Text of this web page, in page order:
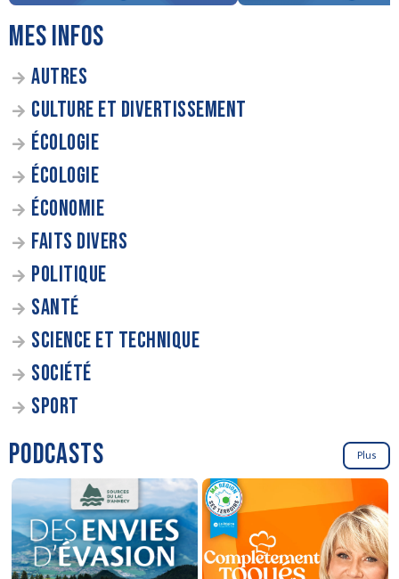
MES INFOS
AUTRES
CULTURE ET DIVERTISSEMENT
ÉCOLOGIE
ÉCOLOGIE
ÉCONOMIE
FAITS DIVERS
POLITIQUE
SANTÉ
SCIENCE ET TECHNIQUE
SOCIÉTÉ
SPORT
PODCASTS Plus